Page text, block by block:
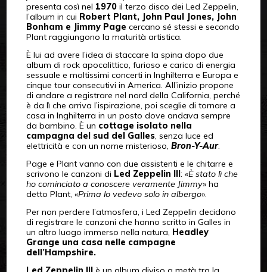
presenta così nel 1970il terzo disco dei Led Zeppelin,
l’album in cui Robert Plant, John Paul Jones, John
Bonham e Jimmy Page cercano sé stessi e secondo
Plant raggiungono la maturità artistica.
È lui ad avere l’idea di staccare la spina dopo due
album di rock apocalittico, furioso e carico di energia
sessuale e moltissimi concerti in Inghilterra e Europa e
cinque tour consecutivi in America. All’inizio propone
di andare a registrare nel nord della California, perché
è da lì che arriva l’ispirazione, poi sceglie di tornare a
casa in Inghilterra in un posto dove andava sempre
da bambino. È un cottage isolato nella
campagna del sud del Galles, senza luce ed
elettricità e con un nome misterioso, Bron-Y-Aur.
Page e Plant vanno con due assistenti e le chitarre e
scrivono le canzoni di Led Zeppelin III : «È stato lì che
ho cominciato a conoscere veramente Jimmy» ha
detto Plant, «Prima lo vedevo solo in albergo».
Per non perdere l’atmosfera, i Led Zeppelin decidono
di registrare le canzoni che hanno scritto in Galles in
un altro luogo immerso nella natura, Headley
Grange una casa nelle campagne
dell’Hampshire.